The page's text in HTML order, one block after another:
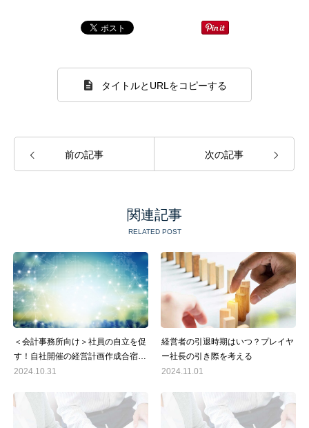
タイトルとURLをコピーする
前の記事 次の記事
関連記事
RELATED POST
＜会計事務所向け＞社員の自立を促
す！自社開催の経営計画作成合宿の
運営で会社の未来を切り開く
2024.10.31
経営者の引退時期はいつ？プレイヤ
ー社長の引き際を考える
2024.11.01